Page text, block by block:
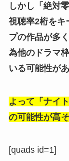
しかし「絶対
視聴率2桁をキ
プの作品が多
為他のドラマ
いる可能性があ
よって「ナイ
の可能性が高そ
[quads id=1]